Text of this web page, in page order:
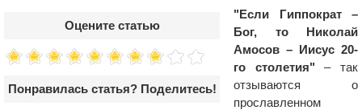
Оцените статью
Понравилась статья? Поделитесь!
"Если Гиппократ –
Бог, то Николай
Амосов – Иисус 20-
го столетия" – так
отзываются о
прославленном